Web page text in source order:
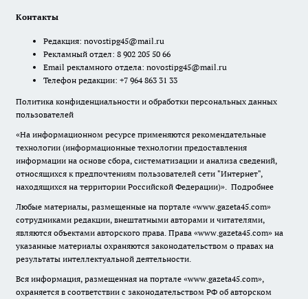
Контакты
Редакция: novostipg45@mail.ru
Рекламный отдел: 8 902 205 50 66
Email рекламного отдела: novostipg45@mail.ru
Телефон редакции: +7 964 863 31 33
Политика конфиденциальности и обработки персональных данных
пользователей
«На информационном ресурсе применяются рекомендательные
технологии (информационные технологии предоставления
информации на основе сбора, систематизации и анализа сведений,
относящихся к предпочтениям пользователей сети "Интернет",
находящихся на территории Российской Федерации)». Подробнее
Любые материалы, размещенные на портале «www.gazeta45.com»
сотрудниками редакции, внештатными авторами и читателями,
являются объектами авторского права. Права «www.gazeta45.com» на
указанные материалы охраняются законодательством о правах на
результаты интеллектуальной деятельности.
Вся информация, размещенная на портале «www.gazeta45.com»,
охраняется в соответствии с законодательством РФ об авторском